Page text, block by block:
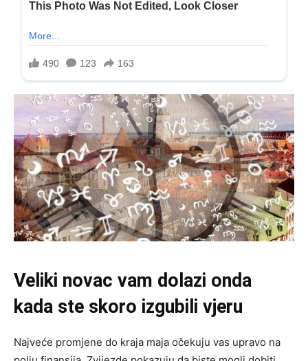
Veliki novac vam dolazi onda
kada ste skoro izgubili vjeru
Najveće promjene do kraja maja očekuju vas upravo na